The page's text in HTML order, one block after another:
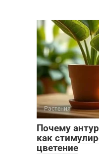
Растения
Почему
как
цветение